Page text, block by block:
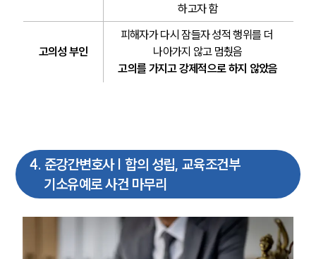
팀소개
대륜의 강점
오시는 길
글로벌 파트너 로펌
고객의 소리
업무사례
주요 업무사례
사례분석/최신동향
법률정보
법률지식인
고객후기
하고자 함
고의성 부인
피해자가 다시 잠들자 성적 행위를 더
나아가지 않고 멈췄음
고의를 가지고 강제적으로 하지 않았음
4. 준강간변호사 | 합의 성립, 교육조건부
기소유예로 사건 마무리